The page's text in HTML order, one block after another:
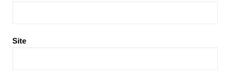
Site